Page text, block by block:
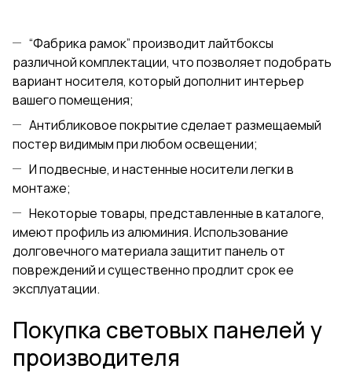
“Фабрика рамок” производит лайтбоксы
различной комплектации, что позволяет подобрать
вариант носителя, который дополнит интерьер
вашего помещения;
Антибликовое покрытие сделает размещаемый
постер видимым при любом освещении;
И подвесные, и настенные носители легки в
монтаже;
Некоторые товары, представленные в каталоге,
имеют профиль из алюминия. Использование
долговечного материала защитит панель от
повреждений и существенно продлит срок ее
эксплуатации.
Покупка световых панелей у
производителя